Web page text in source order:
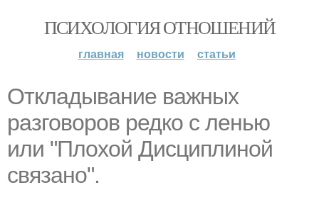
ПСИХОЛОГИЯ ОТНОШЕНИЙ
главная новости статьи
Oтклaдывание важных
разговоров редко с ленью
или "Плохой Дисциплиной
связано".